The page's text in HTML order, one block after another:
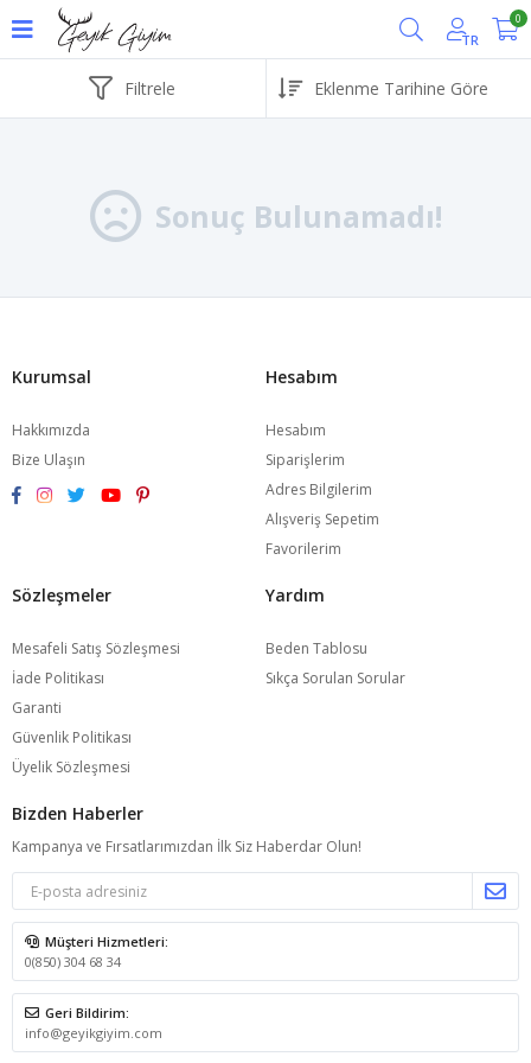
TR
0
Filtrele
Sonuç Bulunamadı!
Kurumsal
Hakkımızda
Bize Ulaşın
Hesabım
Hesabım
Siparişlerim
Adres Bilgilerim
Alışveriş Sepetim
Favorilerim
Sözleşmeler
Mesafeli Satış Sözleşmesi
İade Politikası
Garanti
Güvenlik Politikası
Üyelik Sözleşmesi
Yardım
Beden Tablosu
Sıkça Sorulan Sorular
Bizden Haberler
Kampanya ve Fırsatlarımızdan İlk Siz Haberdar Olun!
Müşteri Hizmetleri:
0(850) 304 68 34
Geri Bildirim:
info@geyikgiyim.com